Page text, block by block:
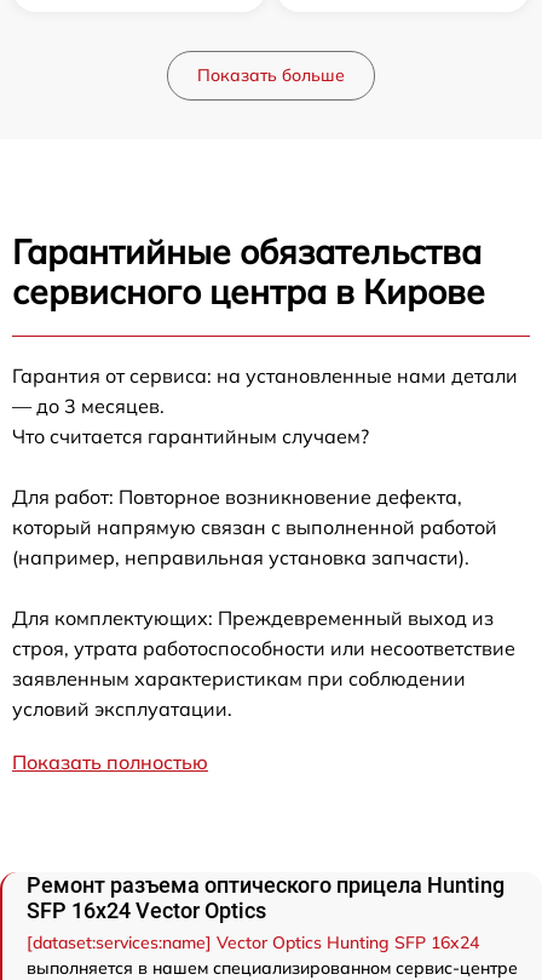
Показать больше
Гарантийные обязательства
сервисного центра в Кирове
Гарантия от сервиса: на установленные нами детали
— до 3 месяцев.
Что считается гарантийным случаем?
Для работ: Повторное возникновение дефекта,
который напрямую связан с выполненной работой
(например, неправильная установка запчасти).
Для комплектующих: Преждевременный выход из
строя, утрата работоспособности или несоответствие
заявленным характеристикам при соблюдении
условий эксплуатации.
Показать полностью
Ремонт разъема оптического прицела Hunting
SFP 16x24 Vector Optics
[dataset:services:name] Vector Optics Hunting SFP 16x24
выполняется в нашем специализированном сервис-центре